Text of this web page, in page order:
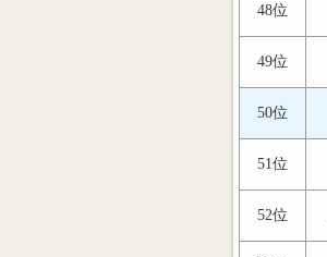
48位
49位
50位
51位
52位